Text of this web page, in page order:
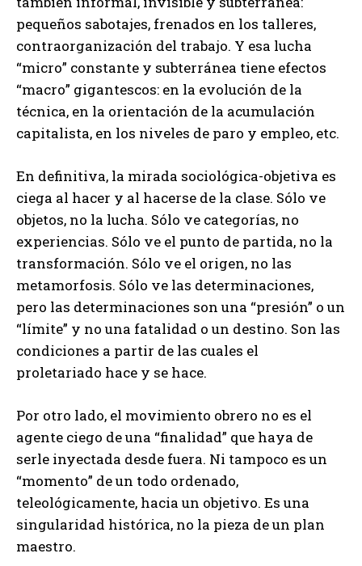
pequeños sabotajes, frenados en los talleres,
contraorganización del trabajo. Y esa lucha
“micro” constante y subterránea tiene efectos
“macro” gigantescos: en la evolución de la
técnica, en la orientación de la acumulación
capitalista, en los niveles de paro y empleo, etc.
En definitiva, la mirada sociológica-objetiva es
ciega al hacer y al hacerse de la clase. Sólo ve
objetos, no la lucha. Sólo ve categorías, no
experiencias. Sólo ve el punto de partida, no la
transformación. Sólo ve el origen, no las
metamorfosis. Sólo ve las determinaciones,
pero las determinaciones son una “presión” o un
“límite” y no una fatalidad o un destino. Son las
condiciones a partir de las cuales el
proletariado hace y se hace.
Por otro lado, el movimiento obrero no es el
agente ciego de una “finalidad” que haya de
serle inyectada desde fuera. Ni tampoco es un
“momento” de un todo ordenado,
teleológicamente, hacia un objetivo. Es una
singularidad histórica, no la pieza de un plan
maestro.